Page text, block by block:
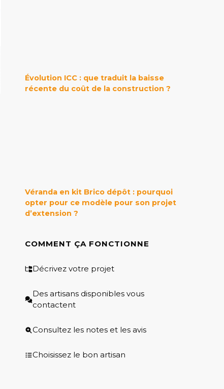
Évolution ICC : que traduit la baisse
récente du coût de la construction ?
Véranda en kit Brico dépôt : pourquoi
opter pour ce modèle pour son projet
d’extension ?
COMMENT ÇA FONCTIONNE
Décrivez votre projet
Des artisans disponibles vous
contactent
Consultez les notes et les avis
Choisissez le bon artisan